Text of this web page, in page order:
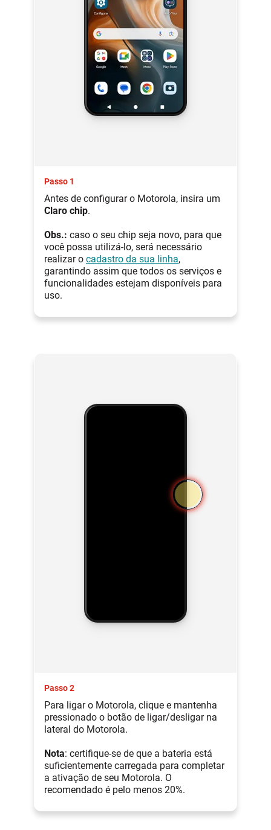
Passo 1
Antes de configurar o Motorola, insira um
Claro chip.
Obs.: caso o seu chip seja novo, para que
você possa utilizá-lo, será necessário
realizar o cadastro da sua linha,
garantindo assim que todos os serviços e
funcionalidades estejam disponíveis para
uso.
Passo 2
Para ligar o Motorola, clique e mantenha
pressionado o botão de ligar/desligar na
lateral do Motorola.
Nota: certifique-se de que a bateria está
suficientemente carregada para completar
a ativação de seu Motorola. O
recomendado é pelo menos 20%.